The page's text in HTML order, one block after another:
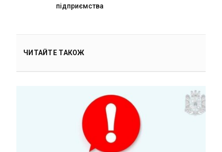
підприємства
ЧИТАЙТЕ ТАКОЖ